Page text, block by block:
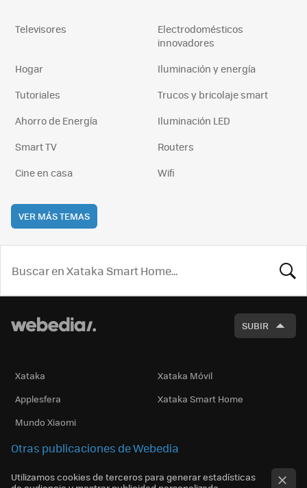
Televisores
Electrodomésticos
innovadores
Hogar
Iluminación y energía
Tutoriales
Trucos y bricolaje smart
Ahorro de Energía
Iluminación LED
Smart TV
Routers
Cine en casa
Wifi
VER MÁS TEMAS
SUBIR
Xataka
Xataka Móvil
Applesfera
Xataka Smart Home
Mundo Xiaomi
Otras publicaciones de Webedia
Utilizamos cookies de terceros para generar estadísticas